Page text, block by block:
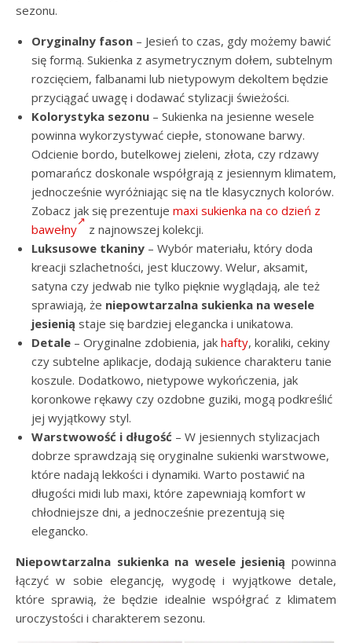
sezonu.
Oryginalny fason – Jesień to czas, gdy możemy bawić
się formą. Sukienka z asymetrycznym dołem, subtelnym
rozcięciem, falbanami lub nietypowym dekoltem będzie
przyciągać uwagę i dodawać stylizacji świeżości.
Kolorystyka sezonu – Sukienka na jesienne wesele
powinna wykorzystywać ciepłe, stonowane barwy.
Odcienie bordo, butelkowej zieleni, złota, czy rdzawy
pomarańcz doskonale współgrają z jesiennym klimatem,
jednocześnie wyróżniając się na tle klasycznych kolorów.
Zobacz jak się prezentuje maxi sukienka na co dzień z
bawełny
z najnowszej kolekcji.
Luksusowe tkaniny – Wybór materiału, który doda
kreacji szlachetności, jest kluczowy. Welur, aksamit,
satyna czy jedwab nie tylko pięknie wyglądają, ale też
sprawiają, że niepowtarzalna sukienka na wesele
jesienią staje się bardziej elegancka i unikatowa.
Detale – Oryginalne zdobienia, jak hafty, koraliki, cekiny
czy subtelne aplikacje, dodają sukience charakteru tanie
koszule. Dodatkowo, nietypowe wykończenia, jak
koronkowe rękawy czy ozdobne guziki, mogą podkreślić
jej wyjątkowy styl.
Warstwowość i długość – W jesiennych stylizacjach
dobrze sprawdzają się oryginalne sukienki warstwowe,
które nadają lekkości i dynamiki. Warto postawić na
długości midi lub maxi, które zapewniają komfort w
chłodniejsze dni, a jednocześnie prezentują się
elegancko.
Niepowtarzalna sukienka na wesele jesienią powinna
łączyć w sobie elegancję, wygodę i wyjątkowe detale,
które sprawią, że będzie idealnie współgrać z klimatem
uroczystości i charakterem sezonu.